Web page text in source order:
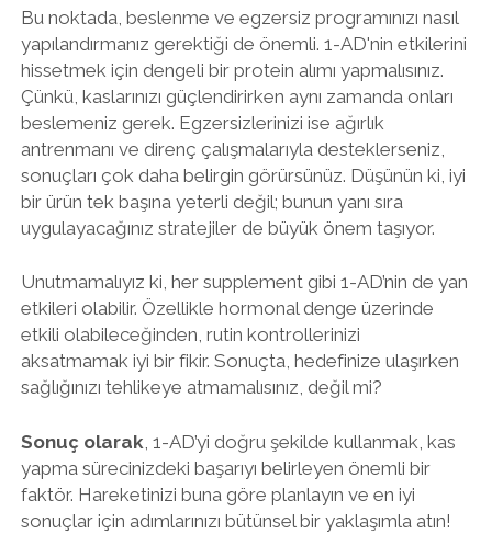
Bu noktada, beslenme ve egzersiz programınızı nasıl
yapılandırmanız gerektiği de önemli. 1-AD'nin etkilerini
hissetmek için dengeli bir protein alımı yapmalısınız.
Çünkü, kaslarınızı güçlendirirken aynı zamanda onları
beslemeniz gerek. Egzersizlerinizi ise ağırlık
antrenmanı ve direnç çalışmalarıyla desteklerseniz,
sonuçları çok daha belirgin görürsünüz. Düşünün ki, iyi
bir ürün tek başına yeterli değil; bunun yanı sıra
uygulayacağınız stratejiler de büyük önem taşıyor.
Unutmamalıyız ki, her supplement gibi 1-AD’nin de yan
etkileri olabilir. Özellikle hormonal denge üzerinde
etkili olabileceğinden, rutin kontrollerinizi
aksatmamak iyi bir fikir. Sonuçta, hedefinize ulaşırken
sağlığınızı tehlikeye atmamalısınız, değil mi?
Sonuç olarak , 1-AD’yi doğru şekilde kullanmak, kas
yapma sürecinizdeki başarıyı belirleyen önemli bir
faktör. Hareketinizi buna göre planlayın ve en iyi
sonuçlar için adımlarınızı bütünsel bir yaklaşımla atın!